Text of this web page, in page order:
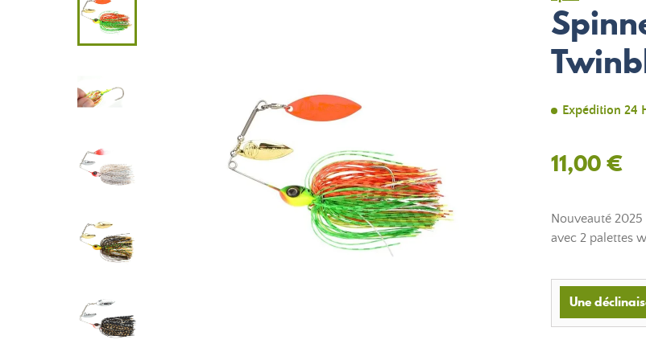
Expédition 24
11,00 €
Nouveauté
avec 2 palettes
Une